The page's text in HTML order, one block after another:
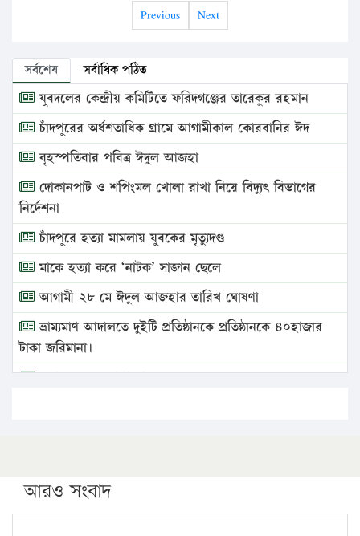
Previous Next
সর্বশেষ সর্বাধিক পঠিত
যুবদলের কেন্দ্রীয় কমিটিতে ফরিদগঞ্জের তারেকুর রহমান
চাঁদপুরের অর্ধশতাধিক গ্রামে আগামীকাল কোরবানির ঈদ
বৃহস্পতিবার পবিত্র ঈদুল আজহা
দোকানপাট ও শপিংমল খোলা রাখা নিয়ে বিদ্যুৎ বিভাগের
নির্দেশনা
চাঁদপুরে হত্যা মামলায় যুবকের মৃত্যুদণ্ড
মাকে হত্যা করে ‘নাটক’ সাজান ছেলে
আগামী ২৮ মে ঈদুল আজহার তারিখ ঘোষণা
ভ্রাম্যমাণ আদালতে দুইটি প্রতিষ্ঠানকে প্রতিষ্ঠানকে ৪০হাজার
টাকা জরিমানা।
এবার লঞ্চের ভাড়া বাড়ল
পিএইচডি করছেন কুয়েটের কৃতি…
সারা দেশে বজ্রাঘাতে ১৪ জনের প্রাণহানি
আরও সংবাদ